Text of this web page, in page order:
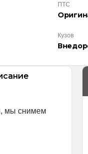
ПТС
Кузов
мы снимем